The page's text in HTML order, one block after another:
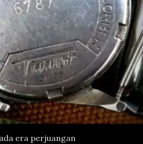
era perjuangan